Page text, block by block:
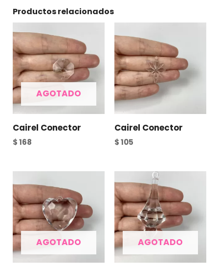
Productos relacionados
AGOTADO
Cairel Conector
$168
Cairel Conector
$105
AGOTADO AGOTADO